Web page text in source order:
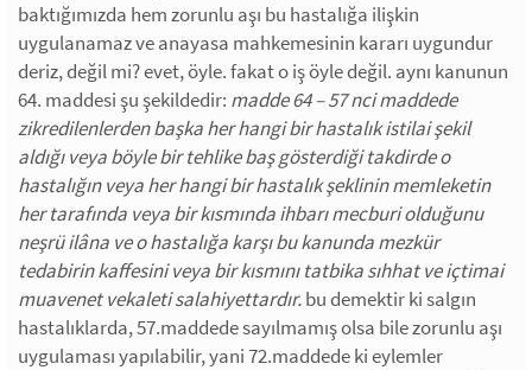
baktığımızda hem zorunlu aşı bu hastalığa ilişkin
uygulanamaz ve anayasa mahkemesinin kararı uygundur
deriz, değil mi? evet, öyle. fakat o iş öyle değil. aynı kanunun
64. maddesi şu şekildedir: madde 64 – 57 nci maddede
zikredilenlerden başka her hangi bir hastalık istilai şekil
aldığı veya böyle bir tehlike baş gösterdiği takdirde o
hastalığın veya her hangi bir hastalık şeklinin memleketin
her tarafında veya bir kısmında ihbarı mecburi olduğunu
neşrü ilâna ve o hastalığa karşı bu kanunda mezkür
tedabirin kaffesini veya bir kısmını tatbika sıhhat ve içtimai
muavenet vekaleti salahiyettardır.bu demektir ki salgın
hastalıklarda, 57.maddede sayılmamış olsa bile zorunlu aşı
uygulaması yapılabilir, yani 72.maddede ki eylemler